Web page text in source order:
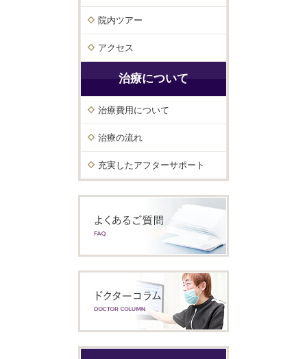
院内ツアー
アクセス
治療について
治療費用について
治療の流れ
充実したアフターサポート